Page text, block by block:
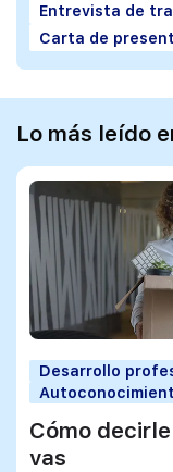
Entrevista de
Carta de
Lo más leído
Desarrollo
Cómo
vas